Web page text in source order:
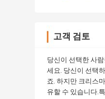
고객 검토
당신이 선택한 사
세요. 당신이 선택
죠. 하지만 크리스
유할 수 있습니다.